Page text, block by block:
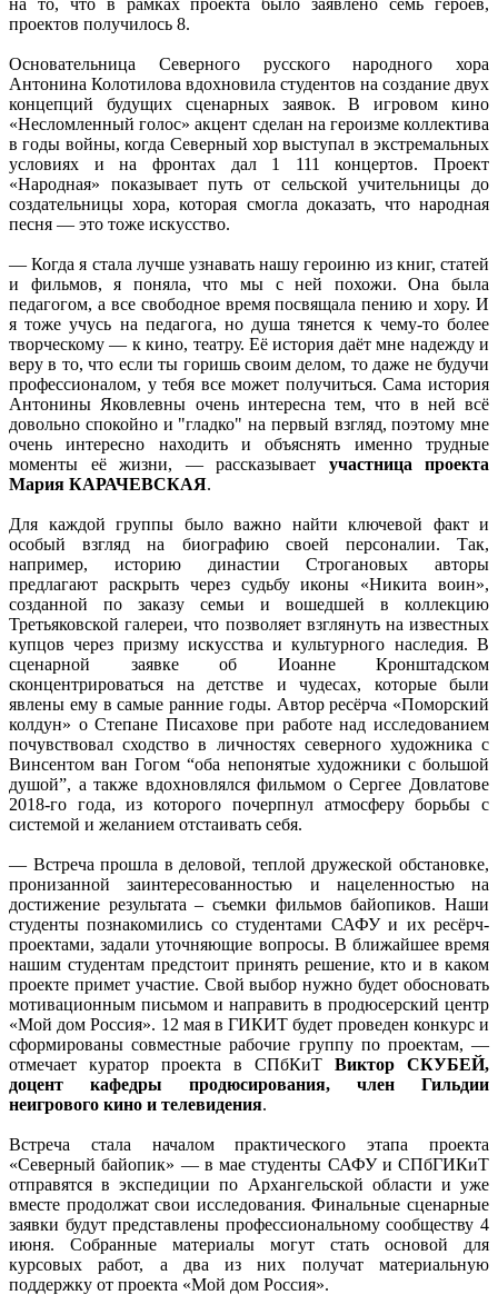
проектов получилось 8.
Основательница Северного русского народного хора
Антонина Колотилова вдохновила студентов на создание двух
концепций будущих сценарных заявок. В игровом кино
«Несломленный голос» акцент сделан на героизме коллектива
в годы войны, когда Северный хор выступал в экстремальных
условиях и на фронтах дал 1 111 концертов. Проект
«Народная» показывает путь от сельской учительницы до
создательницы хора, которая смогла доказать, что народная
песня — это тоже искусство.
— Когда я стала лучше узнавать нашу героиню из книг, статей
и фильмов, я поняла, что мы с ней похожи. Она была
педагогом, а все свободное время посвящала пению и хору. И
я тоже учусь на педагога, но душа тянется к чему-то более
творческому — к кино, театру. Её история даёт мне надежду и
веру в то, что если ты горишь своим делом, то даже не будучи
профессионалом, у тебя все может получиться. Сама история
Антонины Яковлевны очень интересна тем, что в ней всё
довольно спокойно и "гладко" на первый взгляд, поэтому мне
очень интересно находить и объяснять именно трудные
моменты её жизни, — рассказывает участница проекта
Мария КАРАЧЕВСКАЯ.
Для каждой группы было важно найти ключевой факт и
особый взгляд на биографию своей персоналии. Так,
например, историю династии Строгановых авторы
предлагают раскрыть через судьбу иконы «Никита воин»,
созданной по заказу семьи и вошедшей в коллекцию
Третьяковской галереи, что позволяет взглянуть на известных
купцов через призму искусства и культурного наследия. В
сценарной заявке об Иоанне Кронштадском
сконцентрироваться на детстве и чудесах, которые были
явлены ему в самые ранние годы. Автор ресёрча «Поморский
колдун» о Степане Писахове при работе над исследованием
почувствовал сходство в личностях северного художника с
Винсентом ван Гогом “оба непонятые художники с большой
душой”, а также вдохновлялся фильмом о Сергее Довлатове
2018-го года, из которого почерпнул атмосферу борьбы с
системой и желанием отстаивать себя.
— Встреча прошла в деловой, теплой дружеской обстановке,
пронизанной заинтересованностью и нацеленностью на
достижение результата – съемки фильмов байопиков. Наши
студенты познакомились со студентами САФУ и их ресёрч-
проектами, задали уточняющие вопросы. В ближайшее время
нашим студентам предстоит принять решение, кто и в каком
проекте примет участие. Свой выбор нужно будет обосновать
мотивационным письмом и направить в продюсерский центр
«Мой дом Россия». 12 мая в ГИКИТ будет проведен конкурс и
сформированы совместные рабочие группу по проектам, —
отмечает куратор проекта в СПбКиТ Виктор СКУБЕЙ,
доцент кафедры продюсирования, член Гильдии
неигрового кино и телевидения.
Встреча стала началом практического этапа проекта
«Северный байопик» — в мае студенты САФУ и СПбГИКиТ
отправятся в экспедиции по Архангельской области и уже
вместе продолжат свои исследования. Финальные сценарные
заявки будут представлены профессиональному сообществу 4
июня. Собранные материалы могут стать основой для
курсовых работ, а два из них получат материальную
поддержку от проекта «Мой дом Россия».